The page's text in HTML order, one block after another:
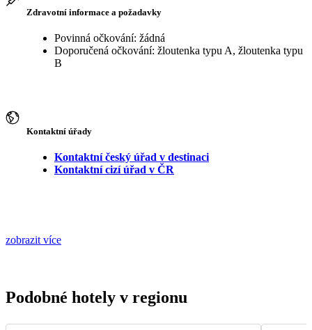
Zdravotní informace a požadavky
Povinná očkování: žádná
Doporučená očkování: žloutenka typu A, žloutenka typu
B
Kontaktní úřady
Kontaktní český úřad v destinaci
Kontaktní cizí úřad v ČR
zobrazit více
Podobné hotely v regionu